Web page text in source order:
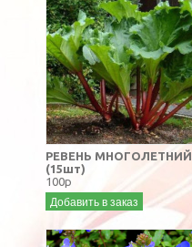
РЕВЕНЬ МНОГОЛЕТНИЙ
(15шт)
100р
Добавить в заказ